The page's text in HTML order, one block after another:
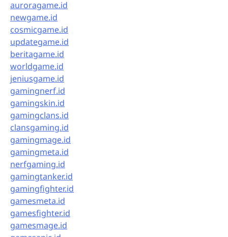
auroragame.id
newgame.id
cosmicgame.id
updategame.id
beritagame.id
worldgame.id
jeniusgame.id
gamingnerf.id
gamingskin.id
gamingclans.id
clansgaming.id
gamingmage.id
gamingmeta.id
nerfgaming.id
gamingtanker.id
gamingfighter.id
gamesmeta.id
gamesfighter.id
gamesmage.id